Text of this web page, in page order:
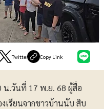
Twitter Copy Link
น.วันที่ 17 พ.ย. 68 ผู้สื่อ
งเรียนจากชาวบ้านนับ สิบ